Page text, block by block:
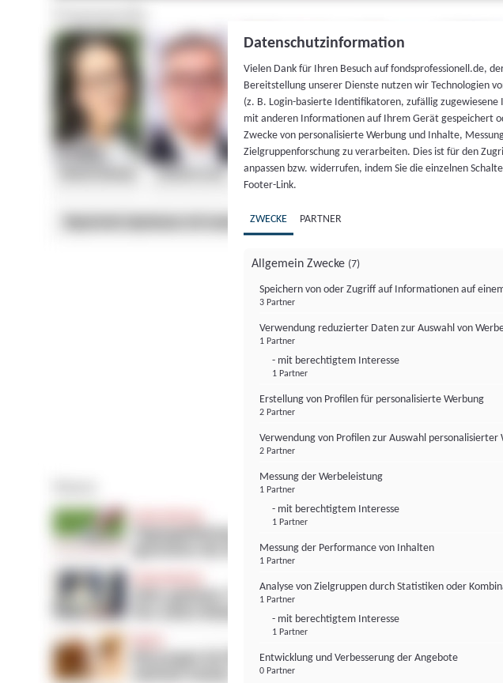
Datenschutzinformation
Vielen Dank für Ihren Besuch auf fondsprofessionell.de,
Bereitstellung unserer Dienste nutzen wir Technologien
(z. B. Login-basierte Identifikatoren, zufällig
mit anderen Informationen auf Ihrem Gerät gespeichert
Zwecke von personalisierte Werbung und Inhalte,
Zielgruppenforschung zu verarbeiten. Dies ist für den
anpassen bzw. widerrufen, indem Sie die einzelnen
Footer-Link.
ZWECKE PARTNER
Allgemein Zwecke (7)
Speichern von oder Zugriff auf Informationen auf
3 Partner
Verwendung reduzierter Daten zur Auswahl von
1 Partner
- mit berechtigtem Interesse
1 Partner
Erstellung von Profilen für personalisierte Werbung
2 Partner
Verwendung von Profilen zur Auswahl personalisierter
2 Partner
Messung der Werbeleistung
1 Partner
- mit berechtigtem Interesse
1 Partner
Messung der Performance von Inhalten
1 Partner
Analyse von Zielgruppen durch Statistiken oder
1 Partner
- mit berechtigtem Interesse
1 Partner
Entwicklung und Verbesserung der Angebote
0 Partner